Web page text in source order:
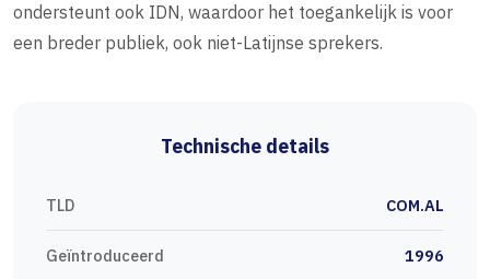
ondersteunt ook IDN, waardoor het toegankelijk is voor
een breder publiek, ook niet-Latijnse sprekers.
Technische details
TLD COM.AL
Geïntroduceerd 1996